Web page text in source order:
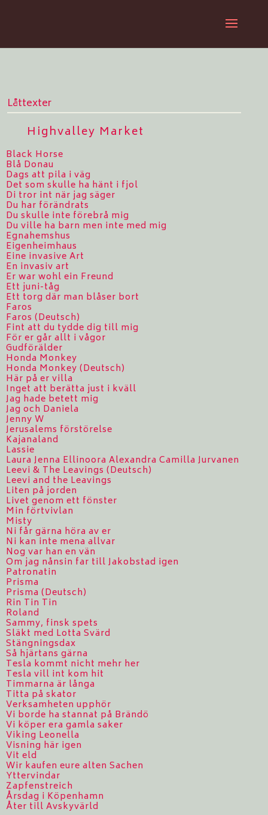
Låttexter
Highvalley Market
Black Horse
Blå Donau
Dags att pila i väg
Det som skulle ha hänt i fjol
Di tror int när jag säger
Du har förändrats
Du skulle inte förebrå mig
Du ville ha barn men inte med mig
Egnahemshus
Eigenheimhaus
Eine invasive Art
En invasiv art
Er war wohl ein Freund
Ett juni-tåg
Ett torg där man blåser bort
Faros
Faros (Deutsch)
Fint att du tydde dig till mig
För er går allt i vågor
Gudförälder
Honda Monkey
Honda Monkey (Deutsch)
Här på er villa
Inget att berätta just i kväll
Jag hade betett mig
Jag och Daniela
Jenny W
Jerusalems förstörelse
Kajanaland
Lassie
Laura Jenna Ellinoora Alexandra Camilla Jurvanen
Leevi & The Leavings (Deutsch)
Leevi and the Leavings
Liten på jorden
Livet genom ett fönster
Min förtvivlan
Misty
Ni får gärna höra av er
Ni kan inte mena allvar
Nog var han en vän
Om jag nånsin far till Jakobstad igen
Patronatin
Prisma
Prisma (Deutsch)
Rin Tin Tin
Roland
Sammy, finsk spets
Släkt med Lotta Svärd
Stängningsdax
Så hjärtans gärna
Tesla kommt nicht mehr her
Tesla vill int kom hit
Timmarna är långa
Titta på skator
Verksamheten upphör
Vi borde ha stannat på Brändö
Vi köper era gamla saker
Viking Leonella
Visning här igen
Vit eld
Wir kaufen eure alten Sachen
Yttervindar
Zapfenstreich
Årsdag i Köpenhamn
Åter till Avskyvärld